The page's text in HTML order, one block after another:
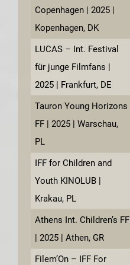
Copenhagen | 2025 |
Kopenhagen, DK
LUCAS – Int. Festival
für junge Filmfans |
2025 | Frankfurt, DE
Tauron Young Horizons
FF | 2025 | Warschau,
PL
IFF for Children and
Youth KINOLUB |
Krakau, PL
Athens Int. Children’s FF
| 2025 | Athen, GR
Filem’On – IFF For